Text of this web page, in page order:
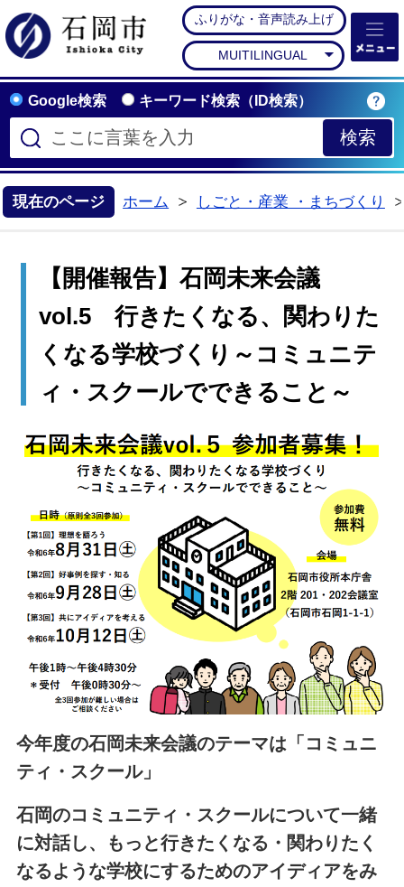
石岡市公式ホームペー
ふりがな・音声読み上げ
MUITILINGUAL
Google検索 キーワード検索（ID検索）
現在のページ ホーム
しごと・産業 ・まちづくり
【開催報告】石岡未来会議
vol.5 行きたくなる、関わりた
くなる学校づくり～コミュニテ
ィ・スクールでできること～
今年度の石岡未来会議のテーマは「コミュニ
ティ・スクール」
石岡のコミュニティ・スクールについて一緒
に対話し、もっと行きたくなる・関わりたく
なるような学校にするためのアイディアをみ